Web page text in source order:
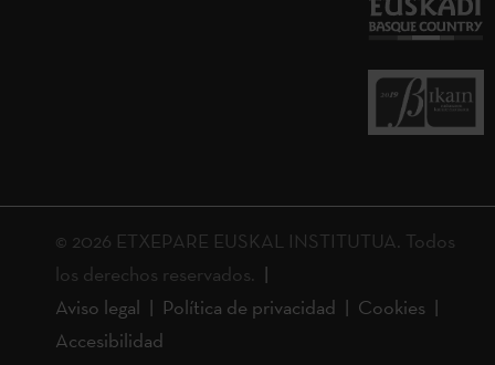
© 2026 ETXEPARE EUSKAL INSTITUTUA. Todos
los derechos reservados.
Aviso legal
Política de privacidad
Cookies
Accesibilidad